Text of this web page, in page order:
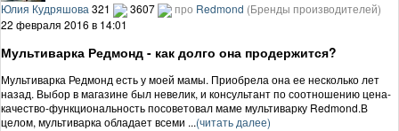
Юлия Кудряшова 321 3607 про Redmond (Бренды производителей)
22 февраля 2016 в 14:01
Мультиварка Редмонд - как долго она продержится?
Мультиварка Редмонд есть у моей мамы. Приобрела она ее несколько лет
назад. Выбор в магазине был невелик, и консультант по соотношению цена-
качество-функциональность посоветовал маме мультиварку Redmond.В
целом, мультиварка обладает всеми ...(читать далее)